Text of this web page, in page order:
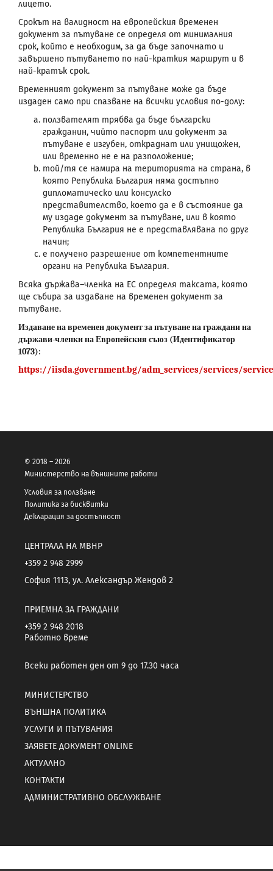
лицето.
Срокът на валидност на европейския временен
документ за пътуване се определя от минималния
срок, който е необходим, за да бъде започнато и
завършено пътуването по най-краткия маршрут и в
най-кратък срок.
Временният документ за пътуване може да бъде
издаден само при спазване на всички условия по-долу:
ползвателят трябва да бъде български
гражданин, чийто паспорт или документ за
пътуване е изгубен, откраднат или унищожен,
или временно не е на разположение;
той/тя се намира на територията на страна, в
която Република България няма достъпно
дипломатическо или консулско
представителство, което да е в състояние да
му издаде документ за пътуване, или в която
Република България не е представлявана по друг
начин;
е получено разрешение от компетентните
органи на Република България.
Всяка държава–членка на ЕС определя таксата, която
ще събира за издаване на временен документ за
пътуване.
Издаване на временен документ за пътуване на граждани на
държави-членки на Европейския съюз (Идентификатор
1073):
https://iisda.government.bg/adm_services/services/
© 2018 – 2026
Министерство на външните работи
Условия за ползване
Политика за бисквитки
Декларация за достъпност
ЦЕНТРАЛА НА МВНР
+359 2 948 2999
София 1113, ул. Александър Жендов 2
ПРИЕМНА ЗА ГРАЖДАНИ
+359 2 948 2018
Работно време
Всеки работен ден от 9 до 17.30 часа
МИНИСТЕРСТВО
ВЪНШНА ПОЛИТИКА
УСЛУГИ И ПЪТУВАНИЯ
ЗАЯВЕТЕ ДОКУМЕНТ ONLINE
АКТУАЛНО
КОНТАКТИ
АДМИНИСТРАТИВНО ОБСЛУЖВАНЕ